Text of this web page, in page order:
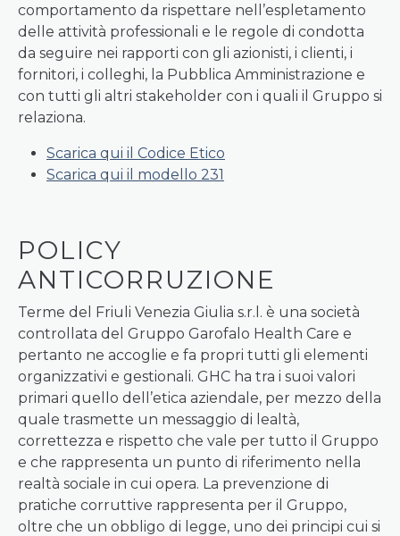
comportamento da rispettare nell’espletamento
delle attività professionali e le regole di condotta
da seguire nei rapporti con gli azionisti, i clienti, i
fornitori, i colleghi, la Pubblica Amministrazione e
con tutti gli altri stakeholder con i quali il Gruppo si
relaziona.
Scarica qui il Codice Etico
Scarica qui il modello 231
POLICY
ANTICORRUZIONE
Terme del Friuli Venezia Giulia s.r.l. è una società
controllata del Gruppo Garofalo Health Care e
pertanto ne accoglie e fa propri tutti gli elementi
organizzativi e gestionali. GHC ha tra i suoi valori
primari quello dell’etica aziendale, per mezzo della
quale trasmette un messaggio di lealtà,
correttezza e rispetto che vale per tutto il Gruppo
e che rappresenta un punto di riferimento nella
realtà sociale in cui opera. La prevenzione di
pratiche corruttive rappresenta per il Gruppo,
oltre che un obbligo di legge, uno dei principi cui si